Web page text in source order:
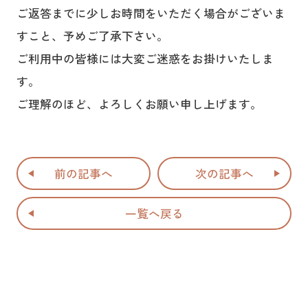
ご返答までに少しお時間をいただく場合がございま
すこと、予めご了承下さい。
ご利用中の皆様には大変ご迷惑をお掛けいたしま
す。
ご理解のほど、よろしくお願い申し上げます。
前の記事へ
一覧へ戻る
次の記事へ